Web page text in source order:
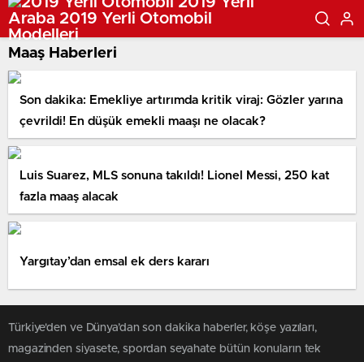
Maaş Haberleri
Son dakika: Emekliye artırımda kritik viraj: Gözler yarına
çevrildi! En düşük emekli maaşı ne olacak?
Luis Suarez, MLS sonuna takıldı! Lionel Messi, 250 kat
fazla maaş alacak
Yargıtay’dan emsal ek ders kararı
Türkiye'den ve Dünya’dan son dakika haberler, köşe yazıları,
magazinden siyasete, spordan seyahate bütün konuların tek